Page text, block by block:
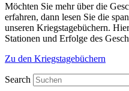
Möchten Sie mehr über die
erfahren, dann lesen Sie die
unseren Kriegstagebüchern.
Stationen und Erfolge des
Zu den Kriegstagebüchern
Search